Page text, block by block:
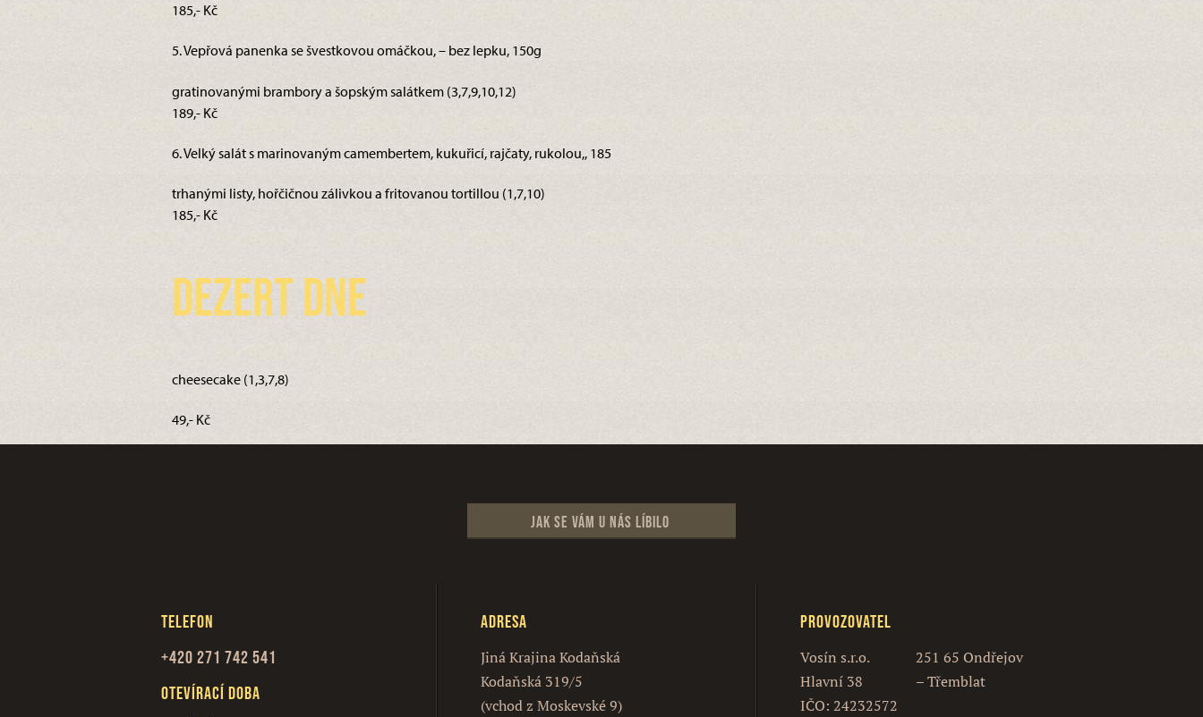
185,- Kč
5. Vepřová panenka se švestkovou omáčkou, – bez lepku, 150g
gratinovanými brambory a šopským salátkem (3,7,9,10,12)
189,- Kč
6. Velký salát s marinovaným camembertem, kukuřicí, rajčaty, rukolou,, 185
trhanými listy, hořčičnou zálivkou a fritovanou tortillou (1,7,10)
185,- Kč
Dezert dne
cheesecake (1,3,7,8)
49,- Kč
Jak se vám u nás líbilo
Telefon
+420 271 742 541
Otevírací doba
Adresa
Jiná Krajina Kodaňská
Kodaňská 319/5
(vchod z Moskevské 9)
Provozovatel
Vosín s.r.o.
Hlavní 38
251 65 Ondřejov
– Třemblat
IČO: 24232572